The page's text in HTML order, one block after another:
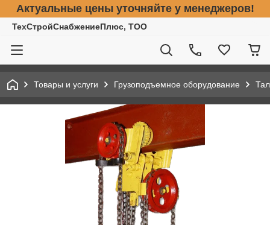
Актуальные цены уточняйте у менеджеров!
ТехСтройСнабжениеПлюс, ТОО
Товары и услуги Грузоподъемное оборудование